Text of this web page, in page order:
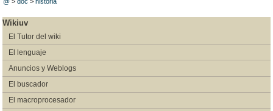
Wikiuv
El Tutor del wiki
El lenguaje
Anuncios y Weblogs
El buscador
El macroprocesador